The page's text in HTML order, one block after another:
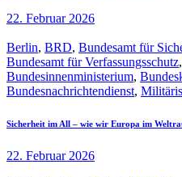
22. Februar 2026
Berlin, BRD, Bundesamt für
Bundesamt für Verfassungsschutz,
Bundesinnenministerium,
Bundesnachrichtendienst,
Sicherheit im All – wie wir Europa im
22. Februar 2026